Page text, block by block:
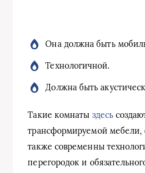
Она должна быть
Технологичной.
Должна быть
Такие комнаты здесь
трансформируемой мебели,
также современны
перегородок и